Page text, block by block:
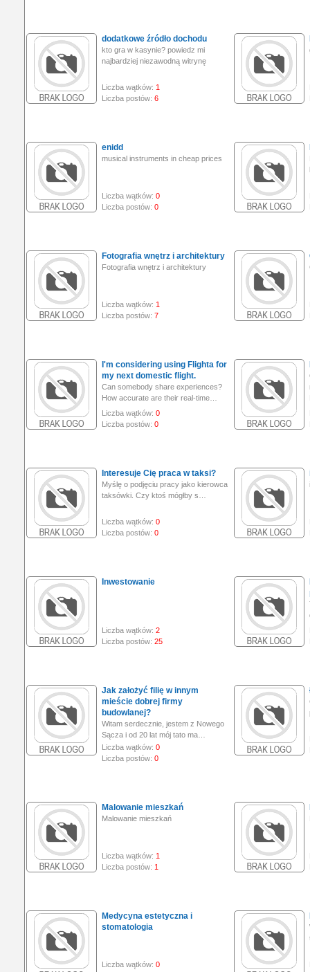
dodatkowe źródło dochodu
kto gra w kasynie? powiedz mi
najbardziej niezawodną witrynę
Liczba wątków: 1
Liczba postów: 6
enidd
musical instruments in cheap prices
Liczba wątków: 0
Liczba postów: 0
Fotografia wnętrz i architektury
Fotografia wnętrz i architektury
Liczba wątków: 1
Liczba postów: 7
I'm considering using Flighta for
my next domestic flight.
Can somebody share experiences?
How accurate are their real-time…
Liczba wątków: 0
Liczba postów: 0
Interesuje Cię praca w taksi?
Myślę o podjęciu pracy jako kierowca
taksówki. Czy ktoś mógłby s…
Liczba wątków: 0
Liczba postów: 0
Inwestowanie
Liczba wątków: 2
Liczba postów: 25
Jak założyć filię w innym
mieście dobrej firmy
budowlanej?
Witam serdecznie, jestem z Nowego
Sącza i od 20 lat mój tato ma…
Liczba wątków: 0
Liczba postów: 0
Malowanie mieszkań
Malowanie mieszkań
Liczba wątków: 1
Liczba postów: 1
Medycyna estetyczna i
stomatologia
Liczba wątków: 0